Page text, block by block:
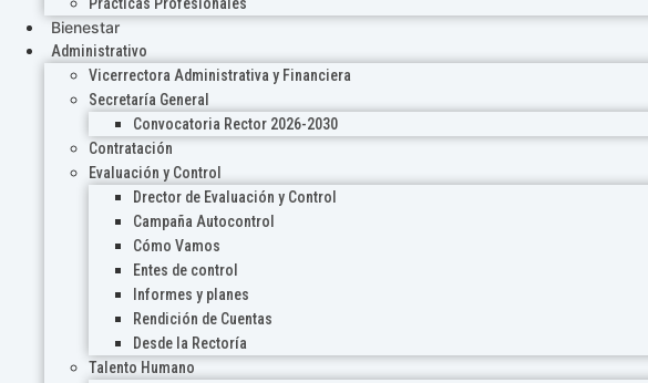
Bienestar
Administrativo
Vicerrectora Administrativa y Financiera
Secretaría General
Convocatoria Rector 2026-2030
Contratación
Evaluación y Control
Drector de Evaluación y Control
Campaña Autocontrol
Cómo Vamos
Entes de control
Informes y planes
Rendición de Cuentas
Desde la Rectoría
Talento Humano